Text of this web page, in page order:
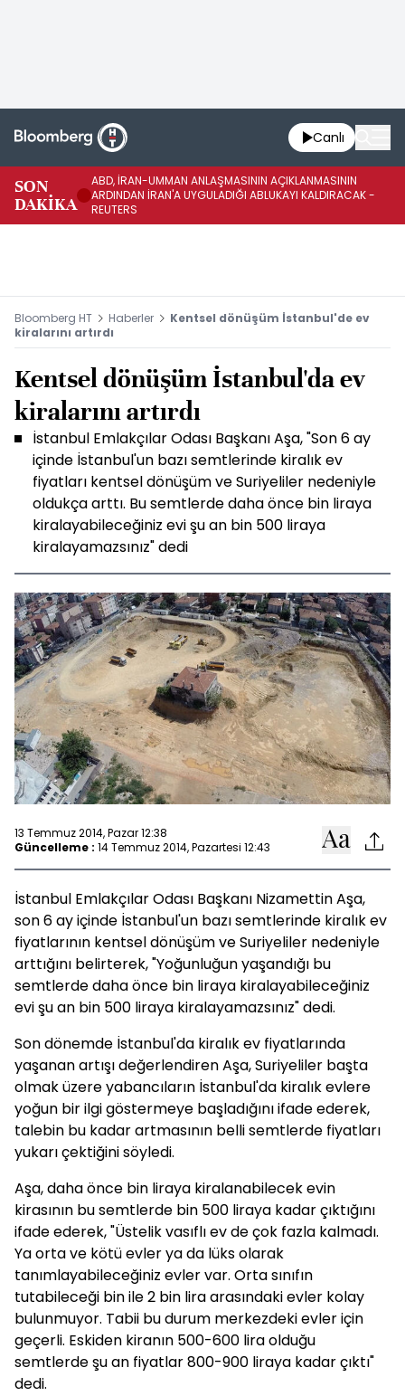
Canlı
SON
DAKİKA
ABD, İRAN-UMMAN ANLAŞMASININ AÇIKLANMASININ
ARDINDAN İRAN'A UYGULADIĞI ABLUKAYI KALDIRACAK -
REUTERS
Bloomberg HT Haberler
Kentsel dönüşüm İstanbul'de ev
kiralarını artırdı
Kentsel dönüşüm İstanbul'da ev
kiralarını artırdı
İstanbul Emlakçılar Odası Başkanı Aşa, "Son 6 ay
içinde İstanbul'un bazı semtlerinde kiralık ev
fiyatları kentsel dönüşüm ve Suriyeliler nedeniyle
oldukça arttı. Bu semtlerde daha önce bin liraya
kiralayabileceğiniz evi şu an bin 500 liraya
kiralayamazsınız" dedi
13 Temmuz 2014, Pazar 12:38
Güncelleme : 14 Temmuz 2014, Pazartesi 12:43
İstanbul Emlakçılar Odası Başkanı Nizamettin Aşa,
son 6 ay içinde İstanbul'un bazı semtlerinde kiralık ev
fiyatlarının kentsel dönüşüm ve Suriyeliler nedeniyle
arttığını belirterek, "Yoğunluğun yaşandığı bu
semtlerde daha önce bin liraya kiralayabileceğiniz
evi şu an bin 500 liraya kiralayamazsınız" dedi.
Son dönemde İstanbul'da kiralık ev fiyatlarında
yaşanan artışı değerlendiren Aşa, Suriyeliler başta
olmak üzere yabancıların İstanbul'da kiralık evlere
yoğun bir ilgi göstermeye başladığını ifade ederek,
talebin bu kadar artmasının belli semtlerde fiyatları
yukarı çektiğini söyledi.
Aşa, daha önce bin liraya kiralanabilecek evin
kirasının bu semtlerde bin 500 liraya kadar çıktığını
ifade ederek, "Üstelik vasıflı ev de çok fazla kalmadı.
Ya orta ve kötü evler ya da lüks olarak
tanımlayabileceğiniz evler var. Orta sınıfın
tutabileceği bin ile 2 bin lira arasındaki evler kolay
bulunmuyor. Tabii bu durum merkezdeki evler için
geçerli. Eskiden kiranın 500-600 lira olduğu
semtlerde şu an fiyatlar 800-900 liraya kadar çıktı"
dedi.